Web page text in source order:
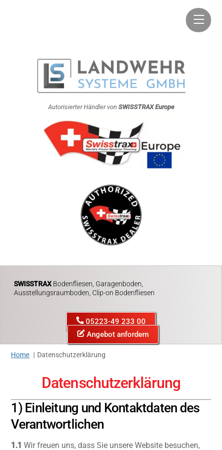
Autorisierter Händler vonSWISSTRAX Europe
SWISSTRAX Bodenfliesen, Garagenboden,
Ausstellungsraumboden, Clip-on Bodenfliesen
05223-49 233 00
Angebot anfordern
Home Datenschutzerklärung
Datenschutzerklärung
1) Einleitung und Kontaktdaten des
Verantwortlichen
1.1 Wir freuen uns, dass Sie unsere Website besuchen,